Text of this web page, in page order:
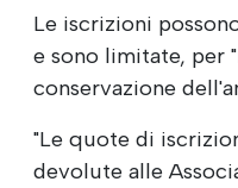
Le iscrizioni
e sono limitate, per
conservazione
"Le quote di
devolute alle